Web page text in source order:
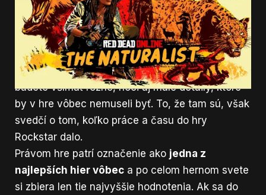
Red Dead Redemption 2 je serióznejší titul v
porovnaní s Grand Theft Auto 5. Detailne a verne
však vykresľuje atmosféru divokého západu a
život v tých časoch.Nehovoriac o tom, do akej
hĺbky je hra prepracovaná. Počas hrania si
budete všímať rôzne, hoci aj malé detaily, ktoré
by v hre vôbec nemuseli byť. To, že tam sú, však
svedčí o tom, koľko práce a času do hry
Rockstar dalo.
Právom hre patrí označenie ako jedna z
najlepších hier vôbec a po celom hernom svete
si zbiera len tie najvyššie hodnotenia. Ak sa do